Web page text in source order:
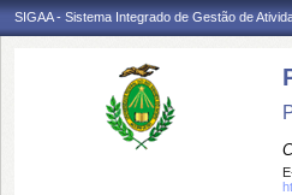
SIGAA - Sistema Integrado de Gestão de